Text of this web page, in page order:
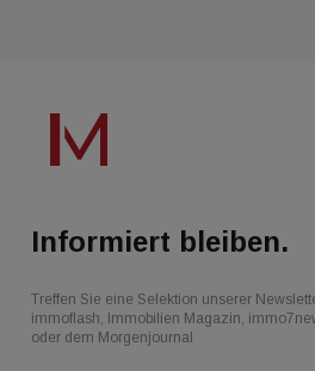
Informiert bleiben.
Treffen Sie eine Selektion unserer
immoflash, Immobilien Magazin,
oder dem Morgenjournal